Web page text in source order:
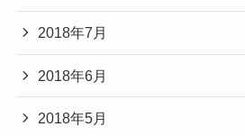
2018年7月
2018年6月
2018年5月